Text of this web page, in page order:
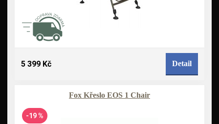
5 399 Kč Detail
Fox Křeslo EOS 1 Chair
-19 %